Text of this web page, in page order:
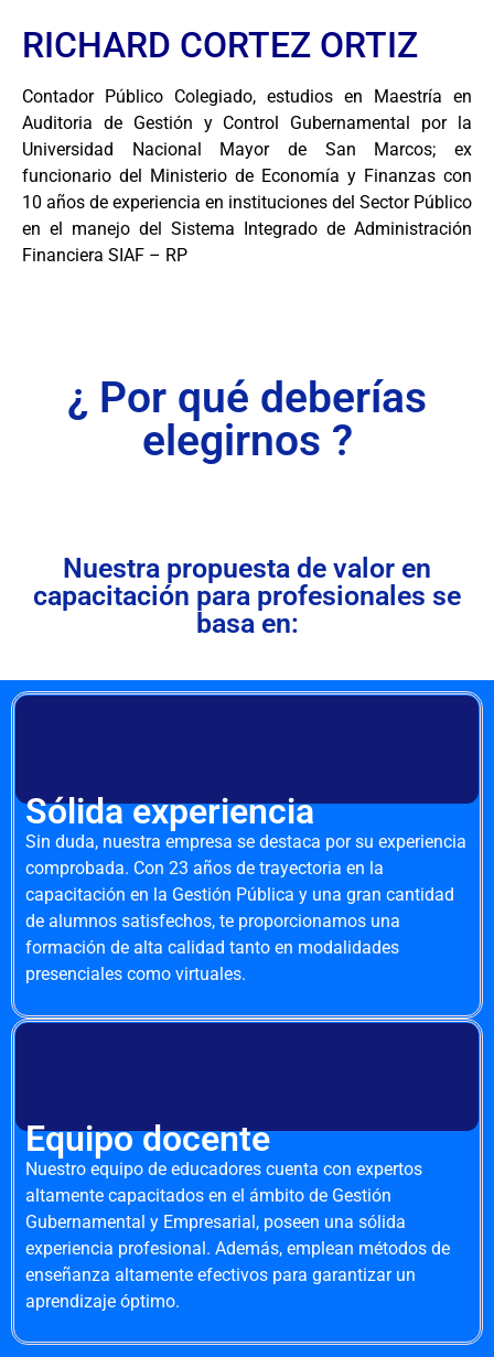
RICHARD CORTEZ ORTIZ
Contador Público Colegiado, estudios en Maestría en
Auditoria de Gestión y Control Gubernamental por la
Universidad Nacional Mayor de San Marcos; ex
funcionario del Ministerio de Economía y Finanzas con
10 años de experiencia en instituciones del Sector Público
en el manejo del Sistema Integrado de Administración
Financiera SIAF – RP
¿ Por qué deberías
elegirnos ?
Nuestra propuesta de valor en
capacitación para profesionales se
basa en:
Sólida experiencia
Sin duda, nuestra empresa se destaca por su experiencia
comprobada. Con 23 años de trayectoria en la
capacitación en la Gestión Pública y una gran cantidad
de alumnos satisfechos, te proporcionamos una
formación de alta calidad tanto en modalidades
presenciales como virtuales.
Equipo docente
Nuestro equipo de educadores cuenta con expertos
altamente capacitados en el ámbito de Gestión
Gubernamental y Empresarial, poseen una sólida
experiencia profesional. Además, emplean métodos de
enseñanza altamente efectivos para garantizar un
aprendizaje óptimo.